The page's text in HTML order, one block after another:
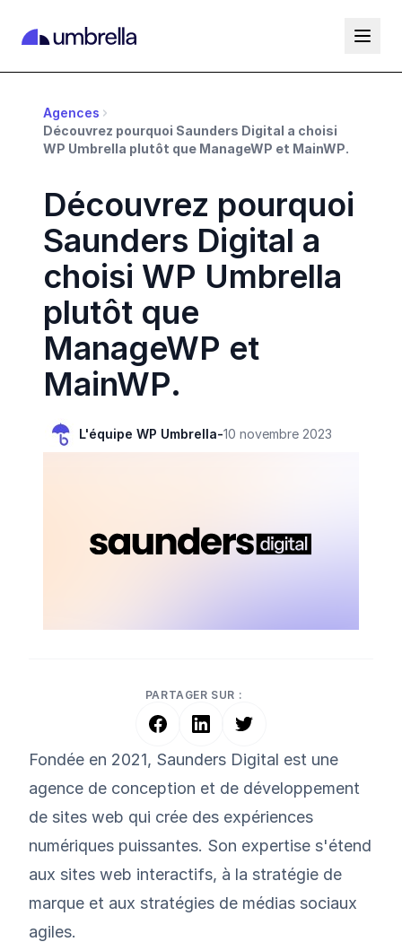
Agences
Découvrez pourquoi Saunders Digital a choisi
WP Umbrella plutôt que ManageWP et MainWP.
Découvrez pourquoi
Saunders Digital a
choisi WP Umbrella
plutôt que
ManageWP et
MainWP.
L'équipe WP Umbrella-10 novembre 2023
PARTAGER SUR :
Fondée en 2021, Saunders Digital est une
agence de conception et de développement
de sites web qui crée des expériences
numériques puissantes. Son expertise s'étend
aux sites web interactifs, à la stratégie de
marque et aux stratégies de médias sociaux
agiles.